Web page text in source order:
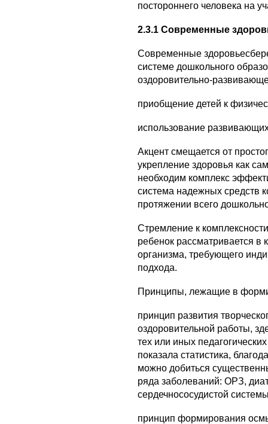
постороннего человека на
2.3.1 Современные
Современные
системе дошкольного
оздоровительно-
приобщение детей к
использование
Акцент смещается от
укрепление здоровья как
необходим комплекс
система надежных средств
протяжении всего
Стремление к
ребенок рассматривается в
организма, требующего
подхода.
Принципы, лежащие в
принцип развития
оздоровительной работы,
тех или иных
показала статистика,
можно добиться
ряда заболеваний: ОРЗ,
сердечнососудистой
принцип формирования